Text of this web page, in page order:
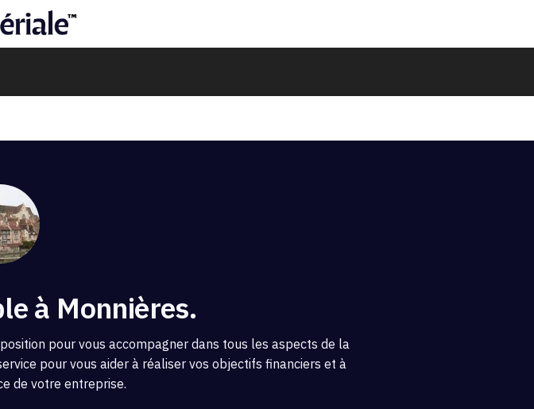
à Monnières.
pour vous accompagner dans tous les aspects de la
pour vous aider à réaliser vos objectifs financiers et à
de votre entreprise.